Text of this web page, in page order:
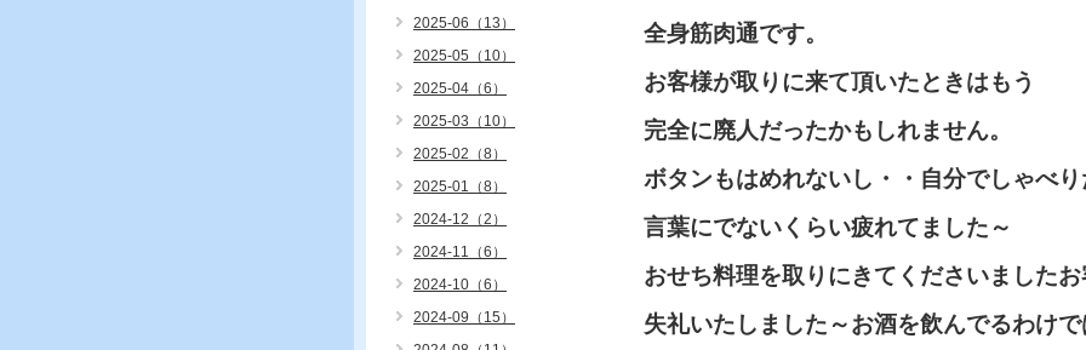
全身筋肉通です。
お客様が取りに来て頂いたときはもう
完全に廃人だったかもしれません。
ボタンもはめれないし・・自分でしゃべり
言葉にでないくらい疲れてました～
おせち料理を取りにきてくださいましたお
失礼いたしました～お酒を飲んでるわけ
2025-06（13）
2025-05（10）
2025-04（6）
2025-03（10）
2025-02（8）
2025-01（8）
2024-12（2）
2024-11（6）
2024-10（6）
2024-09（15）